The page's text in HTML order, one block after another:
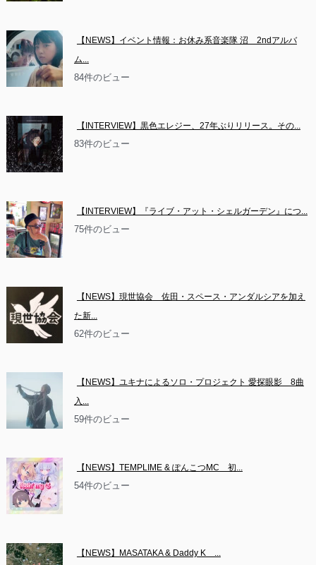
【NEWS】イベント情報：お休み系音楽隊 沼　2ndアルバ
ム...
84件のビュー
【INTERVIEW】黒色エレジー、27年ぶりリリース。その...
83件のビュー
【INTERVIEW】『ライブ・アット・シェルガーデン』につ...
75件のビュー
【NEWS】現世協会　佐田・スペース・アンダルシアを加え
た新...
62件のビュー
【NEWS】ユキナによるソロ・プロジェクト 愛探眼影　8曲
入...
59件のビュー
【NEWS】TEMPLIME & ぽんこつMC　初...
54件のビュー
【NEWS】MASATAKA & Daddy K　...